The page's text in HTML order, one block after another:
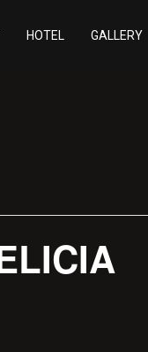
HOTEL GALLERY